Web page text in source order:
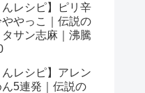
んレシピ】ピリ辛
ややっこ｜伝説の
サン志麻｜沸騰
んレシピ】アレン
ん5連発｜伝説の